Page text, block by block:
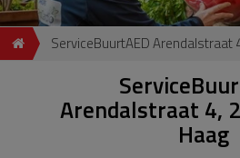
ServiceBuurtAED Arendalstraat
Arendalstraat 4,
Haag